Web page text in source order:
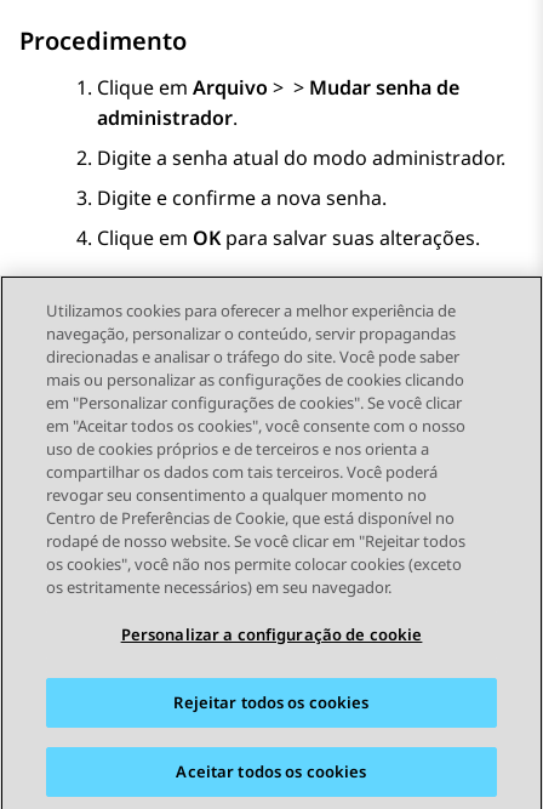
Procedimento
Clique em Arquivo > > Mudar senha de
administrador.
Digite a senha atual do modo administrador.
Digite e confirme a nova senha.
Clique em OKpara salvar suas alterações.
Send Feedback
Topic navigation
Tópico anterior Próximo tópico
STAY CONNECTED
Mapa do site Termos de Uso
Privacidade
Marcas registradas
Utilizamos cookies para oferecer a melhor experiência de
navegação, personalizar o conteúdo, servir propagandas
direcionadas e analisar o tráfego do site. Você pode saber
mais ou personalizar as configurações de cookies clicando
em "Personalizar configurações de cookies". Se você clicar
em "Aceitar todos os cookies", você consente com o nosso
uso de cookies próprios e de terceiros e nos orienta a
compartilhar os dados com tais terceiros. Você poderá
revogar seu consentimento a qualquer momento no
Centro de Preferências de Cookie, que está disponível no
rodapé de nosso website. Se você clicar em "Rejeitar todos
os cookies", você não nos permite colocar cookies (exceto
os estritamente necessários) em seu navegador.
Personalizar a configuração de cookie
Rejeitar todos os cookies
Aceitar todos os cookies